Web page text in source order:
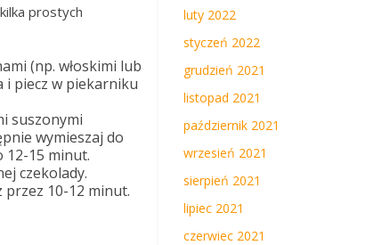
prostych
(np. włoskimi lub
i piecz w piekarniku
suszonymi
wymieszaj do
12-15 minut.
czekolady.
przez 10-12 minut.
luty 2022
styczeń 2022
grudzień 2021
listopad 2021
październik 2021
wrzesień 2021
sierpień 2021
lipiec 2021
czerwiec 2021